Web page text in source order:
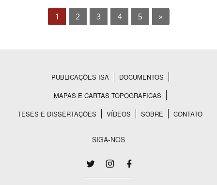
1 2 3 4 5 »
Rodapé
PUBLICAÇÕES ISA
DOCUMENTOS
MAPAS E CARTAS TOPOGRAFICAS
TESES E DISSERTAÇÕES
VÍDEOS SOBRE CONTATO
SIGA-NOS